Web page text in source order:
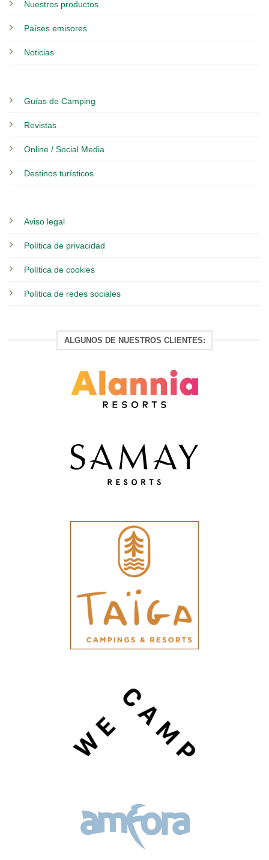
Nuestros productos
Países emisores
Noticias
Guías de Camping
Revistas
Online / Social Media
Destinos turísticos
Aviso legal
Política de privacidad
Política de cookies
Política de redes sociales
ALGUNOS DE NUESTROS CLIENTES: